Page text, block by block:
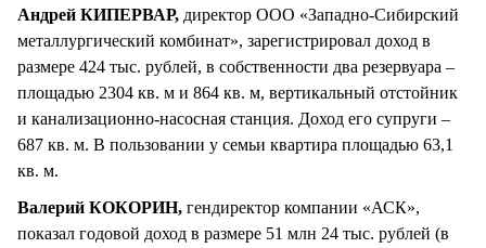
Андрей КИПЕРВАР, директор ООО «Западно-Сибирский
металлургический комбинат», зарегистрировал доход в
размере 424 тыс. рублей, в собственности два резервуара –
площадью 2304 кв. м и 864 кв. м, вертикальный отстойник
и канализационно-насосная станция. Доход его супруги –
687 кв. м. В пользовании у семьи квартира площадью 63,1
кв. м.
Валерий КОКОРИН, гендиректор компании «АСК»,
показал годовой доход в размере 51 млн 24 тыс. рублей (в